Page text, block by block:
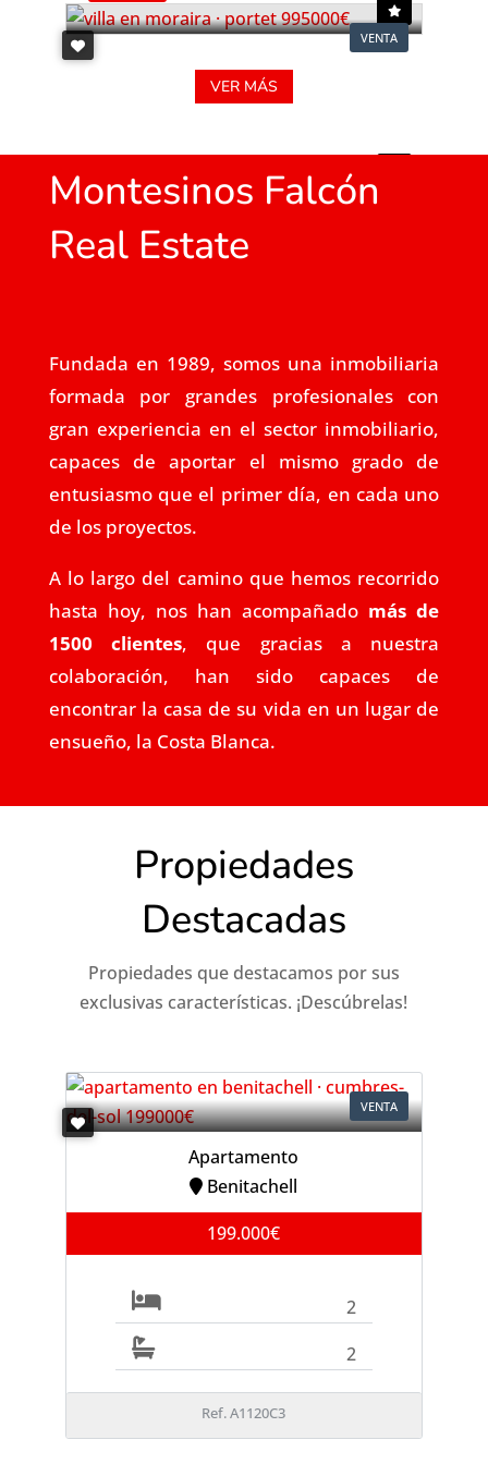
VENTA
VER MÁS
Montesinos Falcón
Real Estate
Fundada en 1989, somos una inmobiliaria
formada por grandes profesionales con
gran experiencia en el sector inmobiliario,
capaces de aportar el mismo grado de
entusiasmo que el primer día, en cada uno
de los proyectos.
A lo largo del camino que hemos recorrido
hasta hoy, nos han acompañado más de
1500 clientes, que gracias a nuestra
colaboración, han sido capaces de
encontrar la casa de su vida en un lugar de
ensueño, la Costa Blanca.
Propiedades
Destacadas
Propiedades que destacamos por sus
exclusivas características. ¡Descúbrelas!
VENTA
Apartamento
Benitachell
199.000€
2
2
Ref. A1120C3